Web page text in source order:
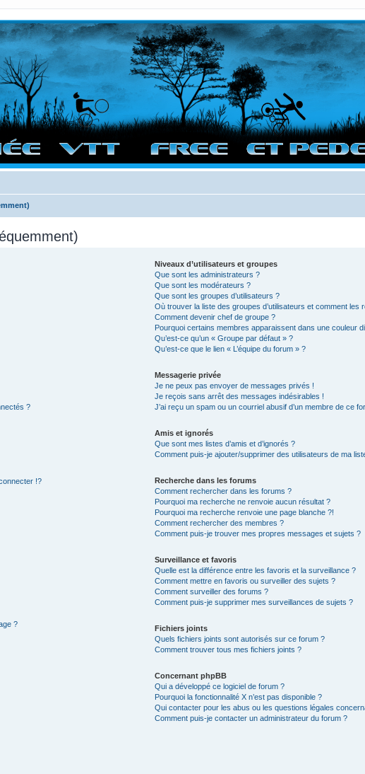
sur le site et bonnes randos dans l'Ouest !
?
!?
?
Niveaux d’utilisateurs et groupes
Que sont les administrateurs ?
Que sont les modérateurs ?
Que sont les groupes d’utilisateurs ?
Où trouver la liste des groupes d’utilisateurs et comment les
Comment devenir chef de groupe ?
Pourquoi certains membres apparaissent dans une couleur
Qu’est-ce qu’un « Groupe par défaut » ?
Qu’est-ce que le lien « L’équipe du forum » ?
Messagerie privée
Je ne peux pas envoyer de messages privés !
Je reçois sans arrêt des messages indésirables !
J’ai reçu un spam ou un courriel abusif d’un membre de ce
Amis et ignorés
Que sont mes listes d’amis et d’ignorés ?
Comment puis-je ajouter/supprimer des utilisateurs de ma
Recherche dans les forums
Comment rechercher dans les forums ?
Pourquoi ma recherche ne renvoie aucun résultat ?
Pourquoi ma recherche renvoie une page blanche ?!
Comment rechercher des membres ?
Comment puis-je trouver mes propres messages et sujets ?
Surveillance et favoris
Quelle est la différence entre les favoris et la surveillance ?
Comment mettre en favoris ou surveiller des sujets ?
Comment surveiller des forums ?
Comment puis-je supprimer mes surveillances de sujets ?
Fichiers joints
Quels fichiers joints sont autorisés sur ce forum ?
Comment trouver tous mes fichiers joints ?
Concernant phpBB
Qui a développé ce logiciel de forum ?
Pourquoi la fonctionnalité X n’est pas disponible ?
Qui contacter pour les abus ou les questions légales
Comment puis-je contacter un administrateur du forum ?